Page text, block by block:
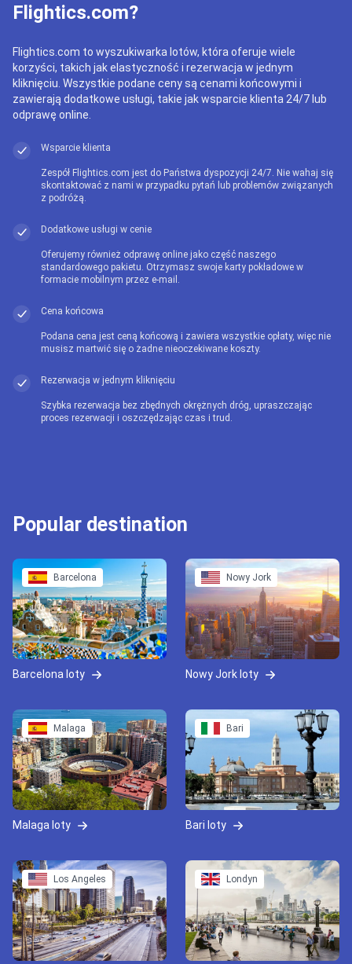
Flightics.com?
Flightics.com to wyszukiwarka lotów, która oferuje wiele
korzyści, takich jak elastyczność i rezerwacja w jednym
kliknięciu. Wszystkie podane ceny są cenami końcowymi i
zawierają dodatkowe usługi, takie jak wsparcie klienta 24/7 lub
odprawę online.
Wsparcie klienta
Zespół Flightics.com jest do Państwa dyspozycji 24/7. Nie wahaj się
skontaktować z nami w przypadku pytań lub problemów związanych
z podróżą.
Dodatkowe usługi w cenie
Oferujemy również odprawę online jako część naszego
standardowego pakietu. Otrzymasz swoje karty pokładowe w
formacie mobilnym przez e-mail.
Cena końcowa
Podana cena jest ceną końcową i zawiera wszystkie opłaty, więc nie
musisz martwić się o żadne nieoczekiwane koszty.
Rezerwacja w jednym kliknięciu
Szybka rezerwacja bez zbędnych okrężnych dróg, upraszczając
proces rezerwacji i oszczędzając czas i trud.
Popular destination
Barcelona
Barcelona loty
Nowy Jork
Nowy Jork loty
Malaga
Malaga loty
Bari
Bari loty
Los Angeles Londyn